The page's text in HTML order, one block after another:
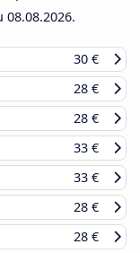
08.08.2026.
30 €
28 €
28 €
33 €
33 €
28 €
28 €